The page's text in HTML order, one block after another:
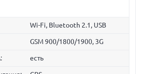
Wi-Fi, Bluetooth 2.1, USB
GSM 900/1800/1900, 3G
есть